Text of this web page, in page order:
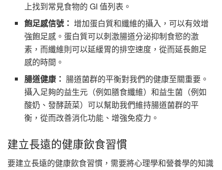
上找到常見食物的 GI 值列表。
飽足感信號： 增加蛋白質和纖維的攝入，可以有效增
強飽足感。蛋白質可以刺激腸道分泌抑制食慾的激
素，而纖維則可以延緩胃的排空速度，從而延長飽足
感的時間。
腸道健康： 腸道菌群的平衡對我們的健康至關重要。
攝入足夠的益生元（例如膳食纖維）和益生菌（例如
酸奶、發酵蔬菜）可以幫助我們維持腸道菌群的平
衡，從而改善消化功能、增強免疫力。
建立長遠的健康飲食習慣
要建立長遠的健康飲食習慣，需要將心理學和營養學的知識